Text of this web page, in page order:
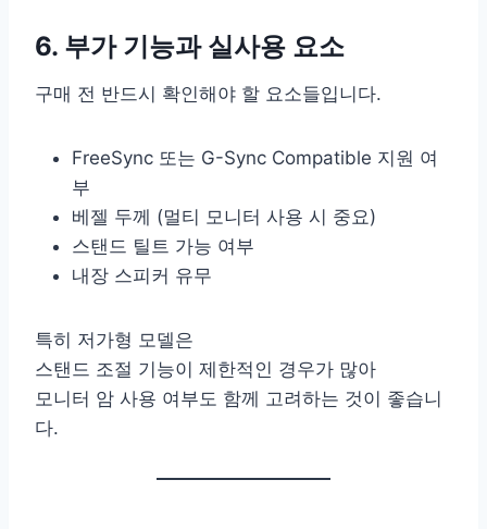
6. 부가 기능과 실사용 요소
구매 전 반드시 확인해야 할 요소들입니다.
FreeSync 또는 G-Sync Compatible 지원 여
부
베젤 두께 (멀티 모니터 사용 시 중요)
스탠드 틸트 가능 여부
내장 스피커 유무
특히 저가형 모델은
스탠드 조절 기능이 제한적인 경우가 많아
모니터 암 사용 여부도 함께 고려하는 것이 좋습니
다.